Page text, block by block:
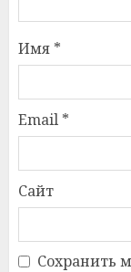
Имя *
Email *
Сайт
Сохранить